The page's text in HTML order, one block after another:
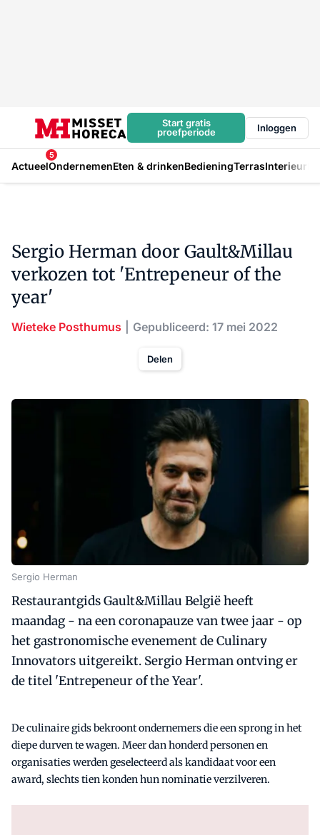
Start gratis
proefperiode
Inloggen
Actueel
5
OndernemenEten & drinkenBedieningTerrasInterieur
Sergio Herman door Gault&Millau
verkozen tot 'Entrepeneur of the
year'
Wieteke Posthumus Gepubliceerd: 17 mei 2022
Delen
Sergio Herman
Restaurantgids Gault&Millau België heeft
maandag - na een coronapauze van twee jaar - op
het gastronomische evenement de Culinary
Innovators uitgereikt. Sergio Herman ontving er
de titel 'Entrepeneur of the Year'.
De culinaire gids bekroont ondernemers die een sprong in het
diepe durven te wagen. Meer dan honderd personen en
organisaties werden geselecteerd als kandidaat voor een
award, slechts tien konden hun nominatie verzilveren.